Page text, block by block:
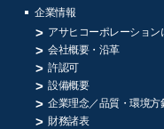
企業情報
アサヒコーポレーション
会社概要・沿革
許認可
設備概要
企業理念／品質・環境方
財務諸表